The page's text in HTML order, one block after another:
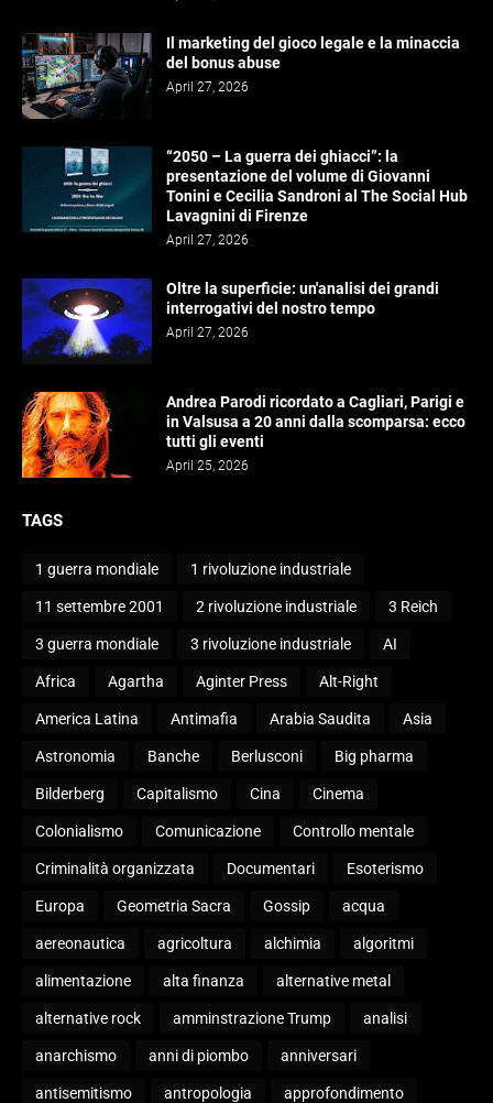
Il marketing del gioco legale e la minaccia
del bonus abuse
April 27, 2026
“2050 – La guerra dei ghiacci”: la
presentazione del volume di Giovanni
Tonini e Cecilia Sandroni al The Social Hub
Lavagnini di Firenze
April 27, 2026
Oltre la superficie: un'analisi dei grandi
interrogativi del nostro tempo
April 27, 2026
Andrea Parodi ricordato a Cagliari, Parigi e
in Valsusa a 20 anni dalla scomparsa: ecco
tutti gli eventi
April 25, 2026
TAGS
1 guerra mondiale 1 rivoluzione industriale
11 settembre 2001 2 rivoluzione industriale 3 Reich
3 guerra mondiale 3 rivoluzione industriale AI
Africa Agartha Aginter Press Alt-Right
America Latina Antimafia Arabia Saudita Asia
Astronomia Banche Berlusconi Big pharma
Bilderberg Capitalismo Cina Cinema
Colonialismo Comunicazione Controllo mentale
Criminalità organizzata Documentari Esoterismo
Europa Geometria Sacra Gossip acqua
aereonautica agricoltura alchimia algoritmi
alimentazione alta finanza alternative metal
alternative rock amminstrazione Trump analisi
anarchismo anni di piombo anniversari
antisemitismo antropologia approfondimento